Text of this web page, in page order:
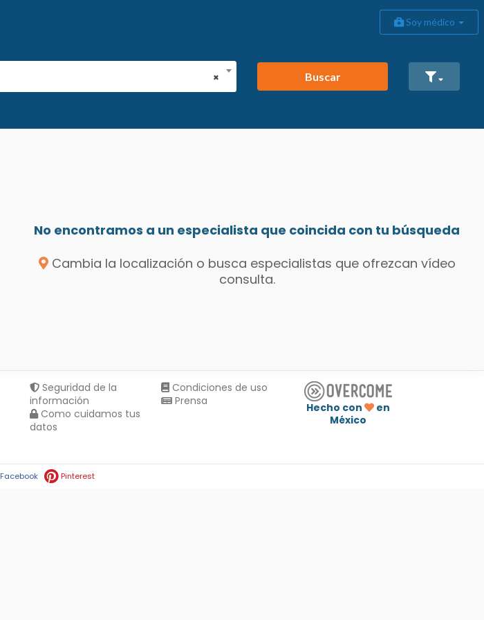
Soy médico
×
Buscar
No encontramos a un especialista que coincida con tu búsqueda
Cambia la localización o busca especialistas que ofrezcan vídeo
consulta.
Seguridad de la
información
Como cuidamos tus
datos
Condiciones de uso
Prensa
Hecho con
en
México
Facebook Pinterest